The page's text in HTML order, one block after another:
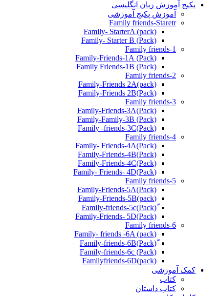
پکیج آموزش زبان انگلیسی
آموزش پکیج آموزشی
Family friends-Staretr
Family- StarterA (pack)
Family- Starter B (Pack)
Family friends-1
(Pack) Family-Friends-1A
(Pack) Family Friends-1B
Family friends-2
Family-Friends 2A(pack)
Family-Friends 2B(Pack)
Family friends-3
(Pack)Family-Friends-3A
Family-Family-3B (Pack)
Family -friends-3C(Pack)
Family friends-4
Family- Friends-4A(Pack)
Family-Friends-4B(Pack)
Family-Friends-4C(Pack)
(Pack)Family- Friends- 4D
Family friends-5
Family-Friends-5A(Pack)
(pack)Family-Friends-5B
ّ(Pack)Family-friends-5c
Family-Friends- 5D(Pack)
Family friends-6
Family- friends -6A (pack)
Family-friends-6c (Pack)
Familyfriends-6D(pack)
کمک آموزشی
کتاب
کتاب داستان